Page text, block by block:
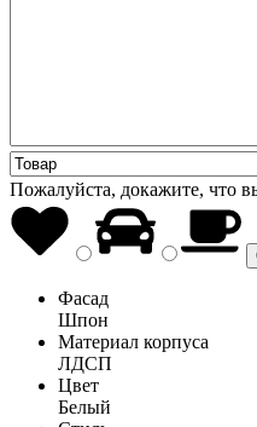
Пожалуйста, докажите, что
Фасад
Шпон
Материал корпуса
ЛДСП
Цвет
Белый